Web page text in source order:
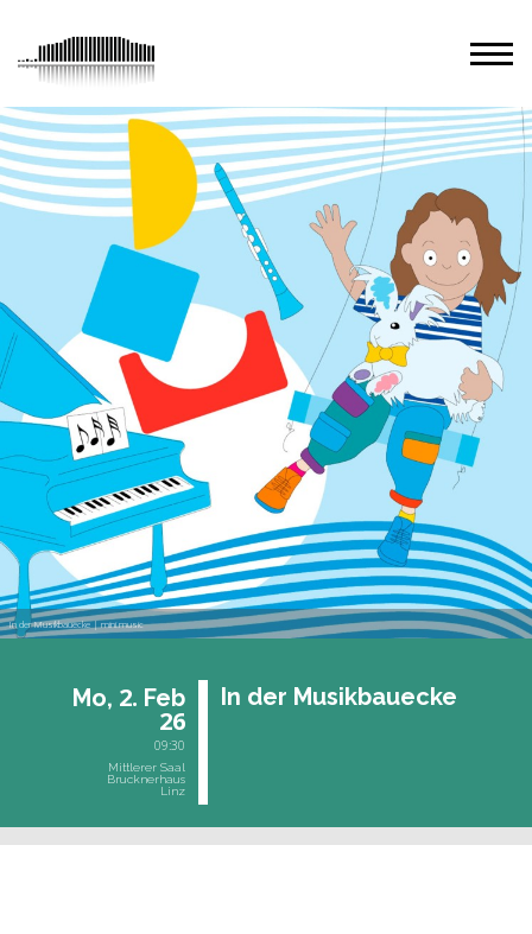
In der Musikbauecke | mini.music
Mo, 2. Feb
26
09:30
Mittlerer Saal
Brucknerhaus
Linz
In der Mu­sik­bau­ecke